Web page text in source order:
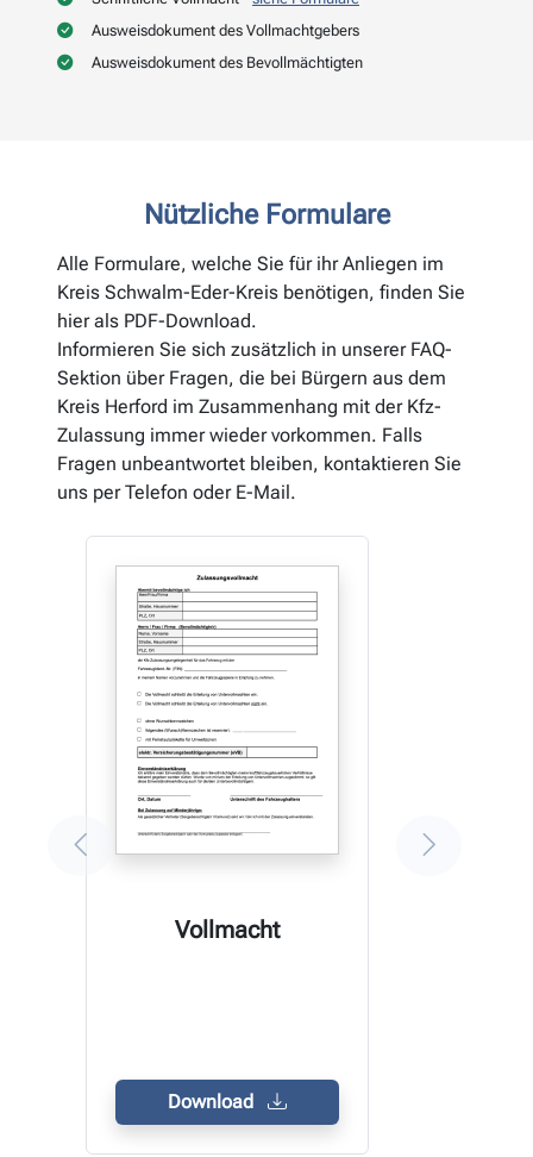
Ausweisdokument des Vollmachtgebers
Ausweisdokument des Bevollmächtigten
Nützliche Formulare
Alle Formulare, welche Sie für ihr Anliegen im
Kreis Schwalm-Eder-Kreis benötigen, finden Sie
hier als PDF-Download.
Informieren Sie sich zusätzlich in unserer FAQ-
Sektion über Fragen, die bei Bürgern aus dem
Kreis Herford im Zusammenhang mit der Kfz-
Zulassung immer wieder vorkommen. Falls
Fragen unbeantwortet bleiben, kontaktieren Sie
uns per Telefon oder E-Mail.
Vollmacht
Download